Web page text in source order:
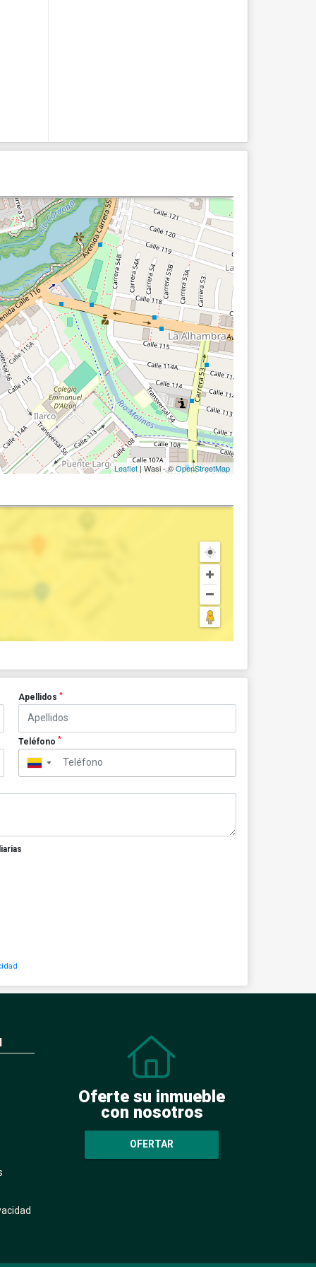
Leaflet | Wasi - ©OpenStreetMap
Apellidos *
Teléfono *
▼
Oferte su inmueble
con nosotros
OFERTAR